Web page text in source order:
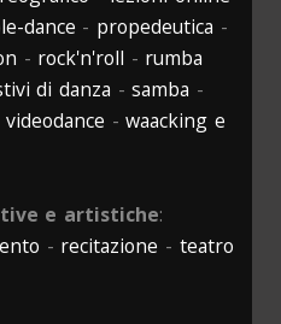
dance - propedeutica -
- rock'n'roll - rumba
di danza -samba -
videodance -waacking e
e artistiche:
- recitazione - teatro